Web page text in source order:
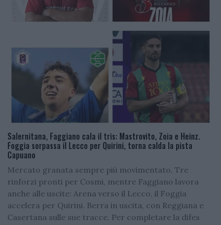
Salernitana, Faggiano cala il tris: Mastrovito, Zoia e Heinz.
Foggia sorpassa il Lecco per Quirini, torna calda la pista
Capuano
Mercato granata sempre più movimentato. Tre
rinforzi pronti per Cosmi, mentre Faggiano lavora
anche alle uscite: Arena verso il Lecco, il Foggia
accelera per Quirini. Berra in uscita, con Reggiana e
Casertana sulle sue tracce. Per completare la difes